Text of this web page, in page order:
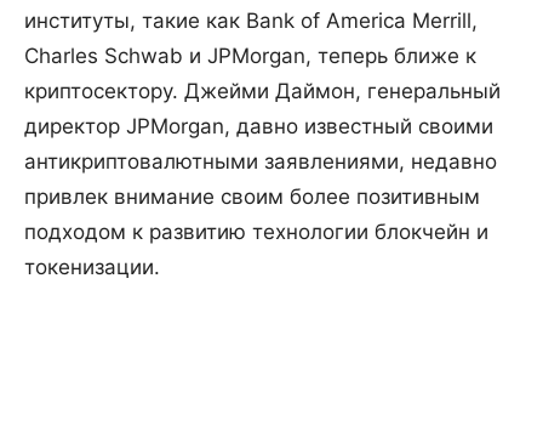
институты, такие как Bank of America Merrill,
Charles Schwab и JPMorgan, теперь ближе к
криптосектору. Джейми Даймон, генеральный
директор JPMorgan, давно известный своими
антикриптовалютными заявлениями, недавно
привлек внимание своим более позитивным
подходом к развитию технологии блокчейн и
токенизации.